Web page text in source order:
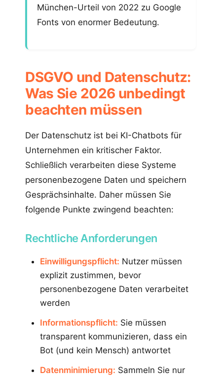
München-Urteil von 2022 zu Google
Fonts von enormer Bedeutung.
DSGVO und Datenschutz:
Was Sie 2026 unbedingt
beachten müssen
Der Datenschutz ist bei KI-Chatbots für
Unternehmen ein kritischer Faktor.
Schließlich verarbeiten diese Systeme
personenbezogene Daten und speichern
Gesprächsinhalte. Daher müssen Sie
folgende Punkte zwingend beachten:
Rechtliche Anforderungen
Einwilligungspflicht: Nutzer müssen
explizit zustimmen, bevor
personenbezogene Daten verarbeitet
werden
Informationspflicht: Sie müssen
transparent kommunizieren, dass ein
Bot (und kein Mensch) antwortet
Datenminimierung: Sammeln Sie nur